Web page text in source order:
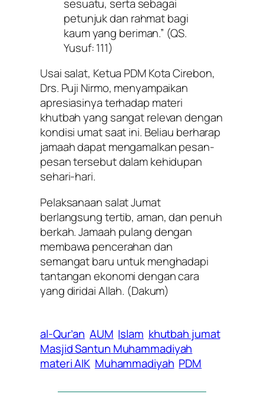
sesuatu, serta sebagai
petunjuk dan rahmat bagi
kaum yang beriman.” (QS.
Yusuf: 111)
Usai salat, Ketua PDM Kota Cirebon,
Drs. Puji Nirmo, menyampaikan
apresiasinya terhadap materi
khutbah yang sangat relevan dengan
kondisi umat saat ini. Beliau berharap
jamaah dapat mengamalkan pesan-
pesan tersebut dalam kehidupan
sehari-hari.
Pelaksanaan salat Jumat
berlangsung tertib, aman, dan penuh
berkah. Jamaah pulang dengan
membawa pencerahan dan
semangat baru untuk menghadapi
tantangan ekonomi dengan cara
yang diridai Allah. (Dakum)
al-Qur’an AUM Islam khutbah jumat
Masjid Santun Muhammadiyah
materi AIK Muhammadiyah PDM